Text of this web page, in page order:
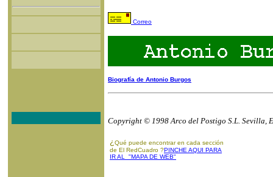
Correo
Biografía de Antonio Burgos
Copyright © 1998 Arco del Postigo S.L. Sevilla,
¿ Qué puede encontrar en cada sección
de El RedCuadro ?PINCHE AQUI PARA
IR AL "MAPA DE WEB"